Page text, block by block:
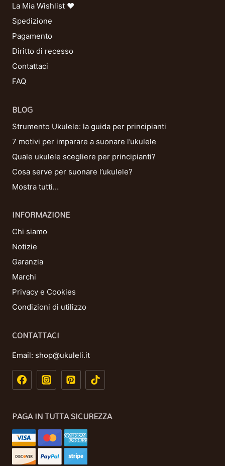
La Mia Wishlist ❤
Spedizione
Pagamento
Diritto di recesso
Contattaci
FAQ
BLOG
Strumento Ukulele: la guida per principianti
7 motivi per imparare a suonare l’ukulele
Quale ukulele scegliere per principianti?
Cosa serve per suonare l’ukulele?
Mostra tutti…
INFORMAZIONE
Chi siamo
Notizie
Garanzia
Marchi
Privacy e Cookies
Condizioni di utilizzo
CONTATTACI
Email: shop@ukuleli.it
PAGA IN TUTTA SICUREZZA